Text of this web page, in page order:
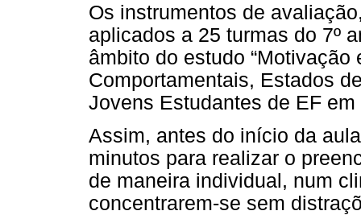
Os instrumentos de
aplicados a 25 turmas do 7º
âmbito do estudo
Comportamentais, Estados
Jovens Estudantes de EF em
Assim, antes do início da
minutos para realizar o
de maneira individual, num
concentrarem-se sem